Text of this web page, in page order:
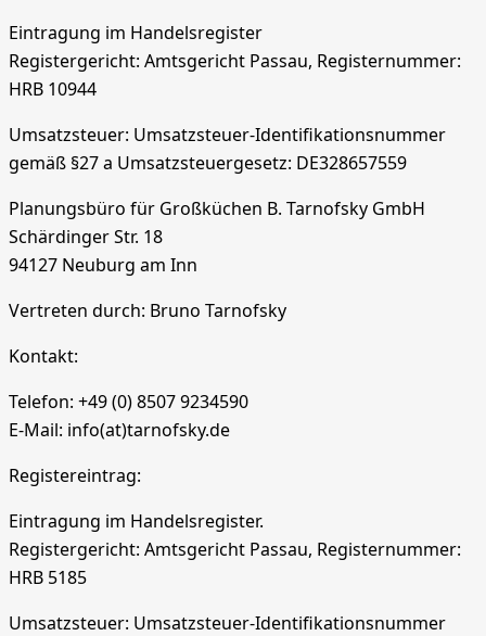
Eintragung im Handelsregister
Registergericht: Amtsgericht Passau, Registernummer:
HRB 10944
Umsatzsteuer: Umsatzsteuer-Identifikationsnummer
gemäß §27 a Umsatzsteuergesetz: DE328657559
Planungsbüro für Großküchen B. Tarnofsky GmbH
Schärdinger Str. 18
94127 Neuburg am Inn
Vertreten durch: Bruno Tarnofsky
Kontakt:
Telefon: +49 (0) 8507 9234590
E-Mail: info(at)tarnofsky.de
Registereintrag:
Eintragung im Handelsregister.
Registergericht: Amtsgericht Passau, Registernummer:
HRB 5185
Umsatzsteuer: Umsatzsteuer-Identifikationsnummer